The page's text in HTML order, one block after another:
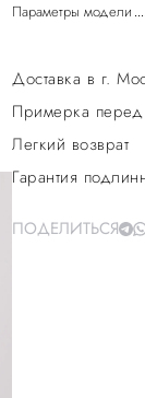
Параметры модели
Доставка в г.
Примерка перед
Легкий возврат
Гарантия
ПОДЕЛИТЬСЯ